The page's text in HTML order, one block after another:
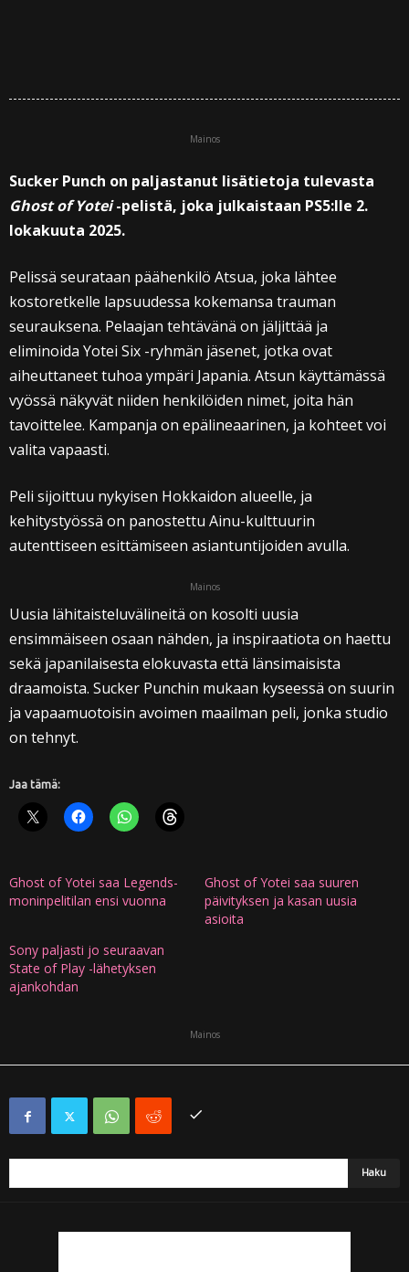
Mainos
Sucker Punch on paljastanut lisätietoja tulevasta
Ghost of Yotei-pelistä, joka julkaistaan PS5:lle 2.
lokakuuta 2025.
Pelissä seurataan päähenkilö Atsua, joka lähtee
kostoretkelle lapsuudessa kokemansa trauman
seurauksena. Pelaajan tehtävänä on jäljittää ja
eliminoida Yotei Six -ryhmän jäsenet, jotka ovat
aiheuttaneet tuhoa ympäri Japania. Atsun käyttämässä
vyössä näkyvät niiden henkilöiden nimet, joita hän
tavoittelee. Kampanja on epälineaarinen, ja kohteet voi
valita vapaasti.
Peli sijoittuu nykyisen Hokkaidon alueelle, ja
kehitystyössä on panostettu Ainu-kulttuurin
autenttiseen esittämiseen asiantuntijoiden avulla.
Mainos
Uusia lähitaisteluvälineitä on kosolti uusia
ensimmäiseen osaan nähden, ja inspiraatiota on haettu
sekä japanilaisesta elokuvasta että länsimaisista
draamoista. Sucker Punchin mukaan kyseessä on suurin
ja vapaamuotoisin avoimen maailman peli, jonka studio
on tehnyt.
Jaa tämä:
Ghost of Yotei saa Legends-
moninpelitilan ensi vuonna
Ghost of Yotei saa suuren
päivityksen ja kasan uusia
asioita
Sony paljasti jo seuraavan
State of Play -lähetyksen
ajankohdan
Mainos